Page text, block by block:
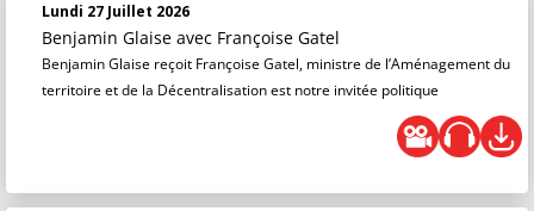
Lundi 27 Juillet 2026
Benjamin Glaise avec Françoise Gatel
Benjamin Glaise reçoit Françoise Gatel, ministre de l’Aménagement du
territoire et de la Décentralisation est notre invitée politique